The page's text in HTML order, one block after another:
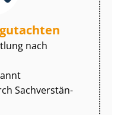
nach
Sach­ver­stän­